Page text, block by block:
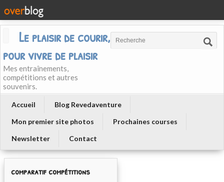
Le plaisir de courir, courir
pour vivre de plaisir
Mes entraînements,
compétitions et autres
souvenirs.
Accueil
Blog Revedaventure
Mon premier site photos
Prochaines courses
Newsletter
Contact
comparatif compétitions